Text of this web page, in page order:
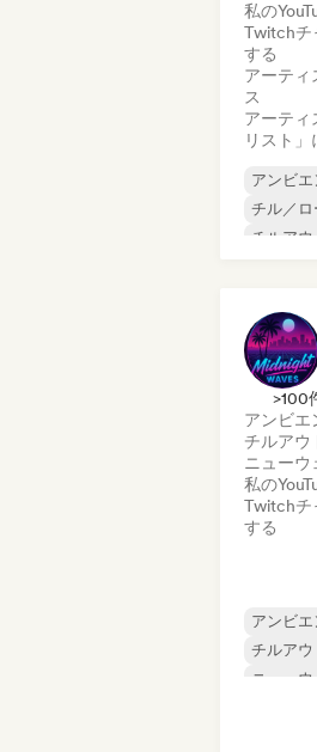
私の
Twitchチ
する
アーティ
ス
アーティ
リスト」
アンビエ
チル／
チルアウ
インスト
インスト
>100
アンビエ
チルアウ
ニューウ
私の
Twitchチ
する
アンビエ
チルアウ
ニュー